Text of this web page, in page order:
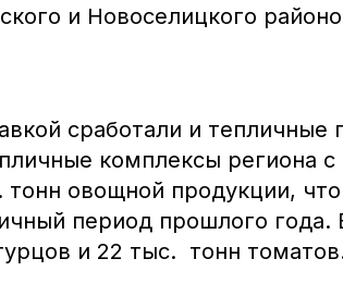
и Новоселицкого
сработали и тепличные
комплексы региона с
тонн овощной продукции,
период прошлого года.
и 22 тыс. тонн